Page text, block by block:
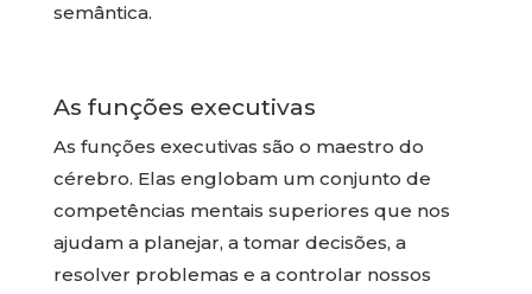
semântica.
As funções executivas
As funções executivas são o maestro do
cérebro. Elas englobam um conjunto de
competências mentais superiores que nos
ajudam a planejar, a tomar decisões, a
resolver problemas e a controlar nossos